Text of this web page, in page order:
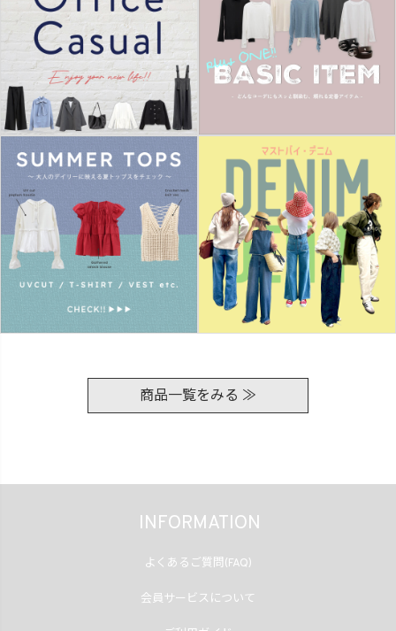
商品一覧をみる ≫
INFORMATION
よくあるご質問(FAQ)
会員サービスについて